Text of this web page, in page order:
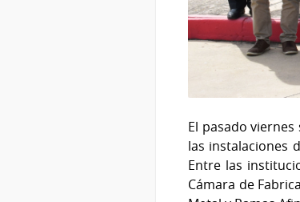
El pasado
las instalaciones
Entre las
Cámara de